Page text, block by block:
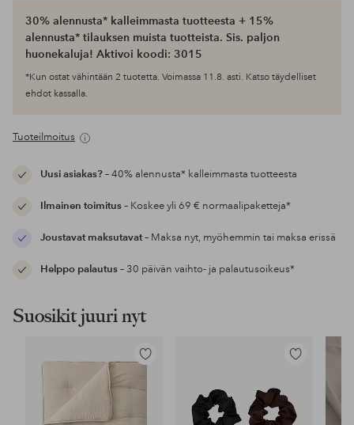
30% alennusta* kalleimmasta tuotteesta + 15%
alennusta* tilauksen muista tuotteista. Sis. paljon
huonekaluja! Aktivoi koodi: 3015
*Kun ostat vähintään 2 tuotetta. Voimassa 11.8. asti. Katso täydelliset
ehdot kassalla.
Tuoteilmoitus
Uusi asiakas?– 40% alennusta* kalleimmasta tuotteesta
Ilmainen toimitus– Koskee yli 69 € normaalipaketteja*
Joustavat maksutavat– Maksa nyt, myöhemmin tai maksa erissä
Helppo palautus– 30 päivän vaihto- ja palautusoikeus*
Suosikit juuri nyt
Lisää
Lisää